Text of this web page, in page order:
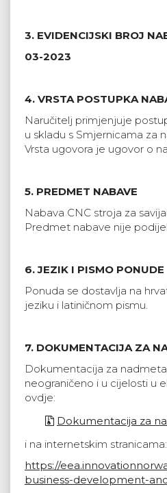
3. EVIDENCIJSKI BROJ
03-2023
4. VRSTA POSTUPKA
Naručitelj primjenjuje
u skladu s Smjernicama za
Vrsta ugovora je ugovor o
5. PREDMET NABAVE
Nabava CNC stroja za
Predmet nabave nije
6. JEZIK I PISMO PONUDE
Ponuda se dostavlja na
jeziku i latiničnom pismu.
7. DOKUMENTACIJA ZA
Dokumentacija za
neograničeno i u cijelosti u
ovdje:
Dokumentacija za
i na internetskim stranicama:
https://
business-development-